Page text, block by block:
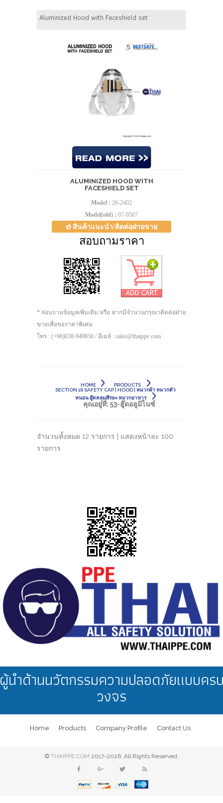
Aluminized Hood with Faceshield set
ALUMINIZED HOOD WITH
FACESHIELD SET
Model : 26-2402
Model(old) : 07-9507
สินค้าแนะนำ/ติดต่อฝ่ายขาย
สอบถามราคา
* สอบถามข้อมูลเพิ่มเติม หรือ หากมีจำนวนกรุณาติดต่อฝ่าย
ขายเพื่อขอราคาพิเศษ
โทร : (+66)038-949850 / อีเมล์ : sales@thaippe.com
HOME
PRODUCTS
SECTION 16 SAFETY CAP | HOOD | หมวกผ้า หมวกตัว
หนอน ฮู๊ดคลุมศีรษะ หมวกอาหาร
คุณอยู่ที่: 53-ฮู๊ดอลูมิไนซ์
จำนวนทั้งหมด 12 รายการ | แสดงหน้าละ 100
รายการ
นำด้านนวัตกรรมความปลอดภัยแบบคร
วงจร
Home Products Company Profile Contact Us
© THAIPPE.COM 2017-2026. All Rights Reserved.